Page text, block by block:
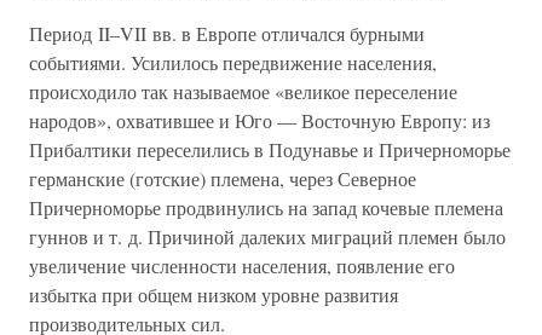
Период II–VII вв. в Европе отличался бурными
событиями. Усилилось передвижение населения,
происходило так называемое «великое переселение
народов», охватившее и Юго — Восточную Европу: из
Прибалтики переселились в Подунавье и Причерноморье
германские (готские) племена, через Северное
Причерноморье продвинулись на запад кочевые племена
гуннов и т. д. Причиной далеких миграций племен было
увеличение численности населения, появление его
избытка при общем низком уровне развития
производительных сил.